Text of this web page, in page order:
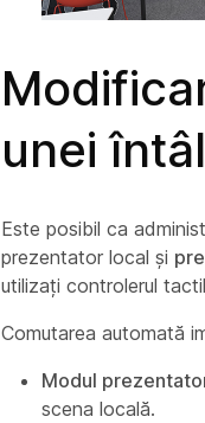
unei
Este posibil ca
prezentator local și
utilizați controlerul
Comutarea automată
Modul
scena locală.